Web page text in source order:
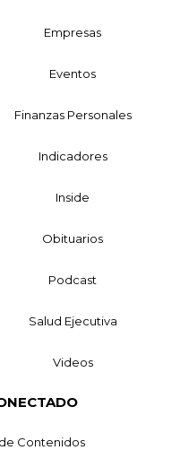
Empresas
Eventos
Finanzas Personales
Indicadores
Inside
Obituarios
Podcast
Salud Ejecutiva
Videos
Contenidos